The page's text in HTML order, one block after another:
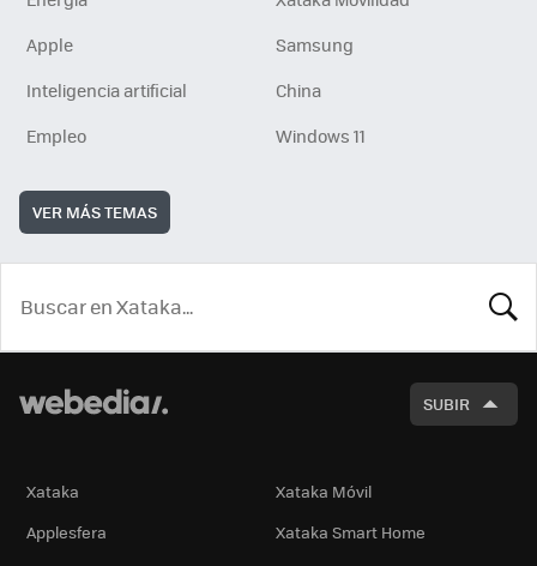
Apple
Samsung
Inteligencia artificial
China
Empleo
Windows 11
VER MÁS TEMAS
SUBIR
Xataka
Xataka Móvil
Applesfera
Xataka Smart Home